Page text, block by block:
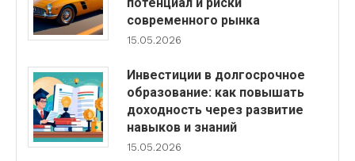
современного рынка
15.05.2026
Инвестиции в долгосрочное
образование: как повышать
доходность через развитие
навыков и знаний
15.05.2026